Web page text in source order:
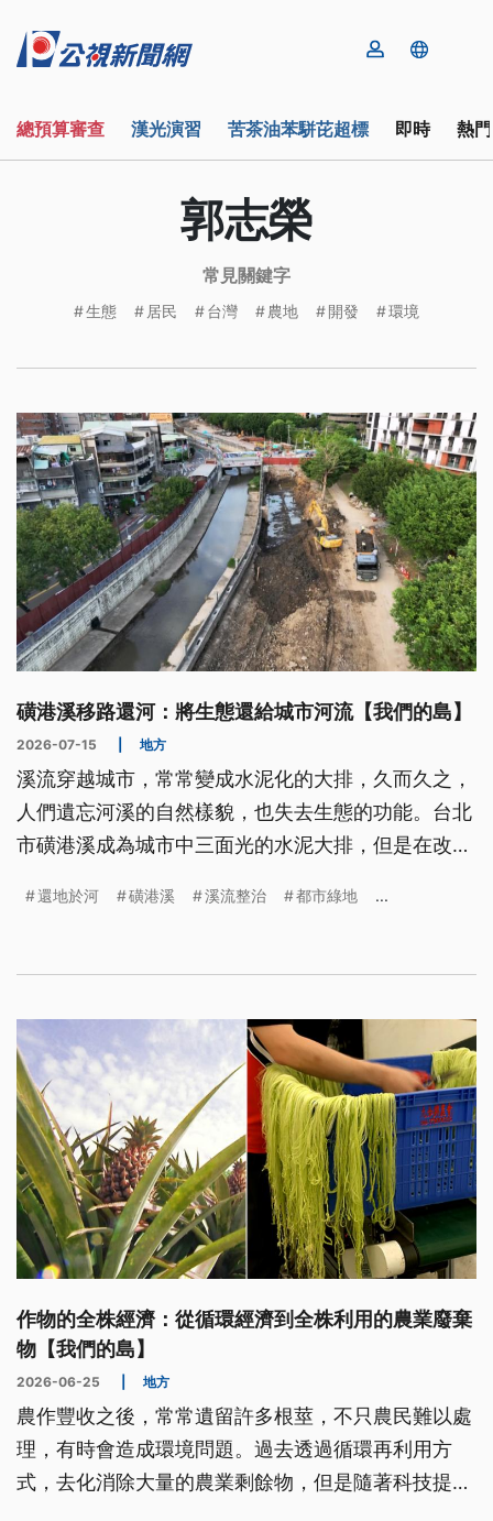
總預算審查 漢光演習 苦茶油苯駢芘超標 即時 熱
郭志榮
常見關鍵字
生態 居民 台灣 農地 開發 環境
磺港溪移路還河：將生態還給城市河流【我們的島】
2026-07-15 地方
溪流穿越城市，常常變成水泥化的大排，久而久之，
人們遺忘河溪的自然樣貌，也失去生態的功能。台北
市磺港溪成為城市中三面光的水泥大排，但是在改造
還地於河 磺港溪 溪流整治 都市綠地 ...
作物的全株經濟：從循環經濟到全株利用的農業廢棄
物【我們的島】
2026-06-25 地方
農作豐收之後，常常遺留許多根莖，不只農民難以處
理，有時會造成環境問題。過去透過循環再利用方
式，去化消除大量的農業剩餘物，但是隨著科技提